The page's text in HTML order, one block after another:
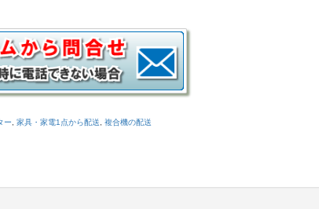
ー 家具・家電1点から配送 複合機の配送